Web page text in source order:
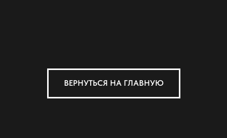
ВЕРНУТЬСЯ НА ГЛАВНУЮ